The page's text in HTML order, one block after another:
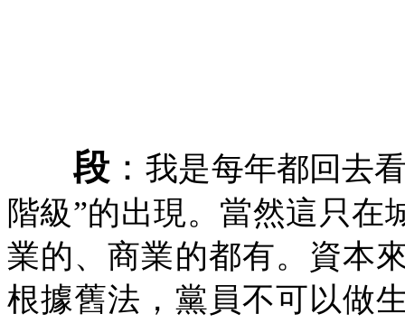
段 ：我是每年都回去
階級”的出現。當然這只在
業的、商業的都有。資本
根據舊法，黨員不可以做